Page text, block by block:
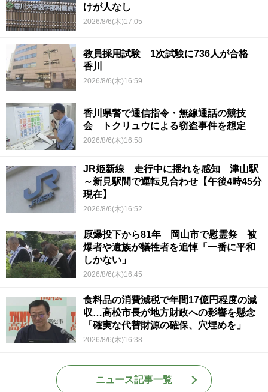
けが人なし
2026/8/6(木)17:05
教員採用試験 1次試験に736人が合格
香川
2026/8/6(木)16:59
香川県警で通信指令・無線通話の競技
会 トクリュウによる窃盗事件を想定
2026/8/6(木)16:58
JR姫新線 走行中に揺れを感知 津山駅
～新見駅間で運転見合わせ【午後4時45分
現在】
2026/8/6(木)16:52
原爆投下から81年 岡山市で慰霊祭 被
爆者や遺族が犠牲者を追悼「一番に平和
しかない」
2026/8/6(木)16:45
食料品の消費減税で年間17億円程度の減
収…高松市長が地方財政への影響を懸念
「確実な代替財源の確保、穴埋めを」
2026/8/6(木)16:38
ニュース記事一覧